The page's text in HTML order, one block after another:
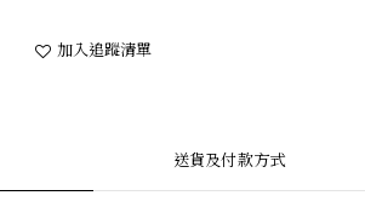
加入追蹤清單
送貨及付款方式